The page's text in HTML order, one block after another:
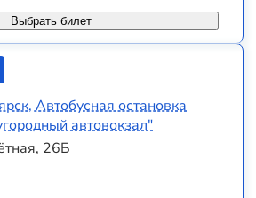
Выбрать билет
Автобусная остановка
автовокзал"
26Б